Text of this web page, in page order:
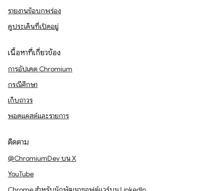
รายงานข้อบกพร่อง
ดูประเด็นที่เปิดอยู่
เนื้อหาที่เกี่ยวข้อง
การอัปเดต Chromium
กรณีศึกษา
เก็บถาวร
พอดแคสต์และรายการ
ติดตาม
@ChromiumDev บน X
YouTube